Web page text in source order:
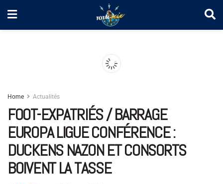
Home Actualités
FOOT-EXPATRIÉS / BARRAGE
EUROPA LIGUE CONFÉRENCE :
DUCKENS NAZON ET CONSORTS
BOIVENT LA TASSE